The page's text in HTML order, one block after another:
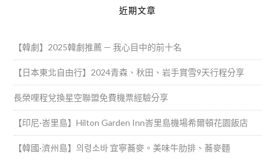
近期文章
【韓劇】2025韓劇推薦 — 我心目中的前十名
【日本東北自由行】2024青森、秋田、岩手賞雪9天行程分享
長榮哩程兌換星空聯盟免費機票經驗分享
【印尼·峇里島】Hilton Garden Inn峇里島機場希爾頓花園飯店
【韓國·濟州島】의령소바 宜寧蕎麥。美味牛肋排、蕎麥麵